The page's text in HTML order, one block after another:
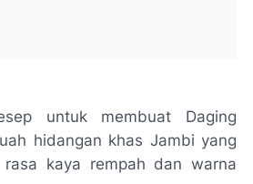
untuk membuat Daging
hidangan khas Jambi yang
kaya rempah dan warna